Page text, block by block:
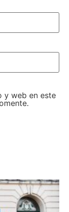
y web en este